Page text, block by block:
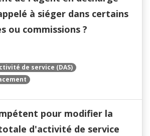
à siéger dans certains
ou commissions ?
de service (DAS)
pour modifier la
d'activité de service